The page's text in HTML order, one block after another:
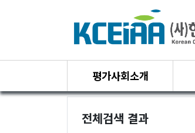
평가사회소개
전체검색 결과